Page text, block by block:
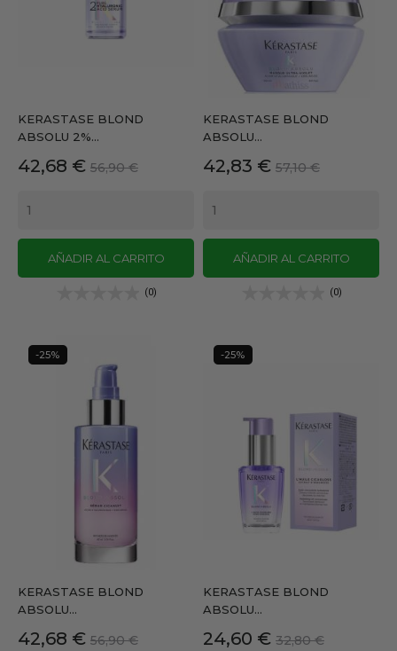
KERASTASE BLOND
ABSOLU 2%...
Precio
42,68 € Precio
56,90 €
AÑADIR AL CARRITO
(0)
KERASTASE BLOND
ABSOLU...
Precio
42,83 € Precio
57,10 €
AÑADIR AL CARRITO
(0)
KERASTASE BLOND
ABSOLU...
Precio
42,68 € Precio
56,90 €
-25%
KERASTASE BLOND
ABSOLU...
Precio
24,60 € Precio
32,80 €
-25%